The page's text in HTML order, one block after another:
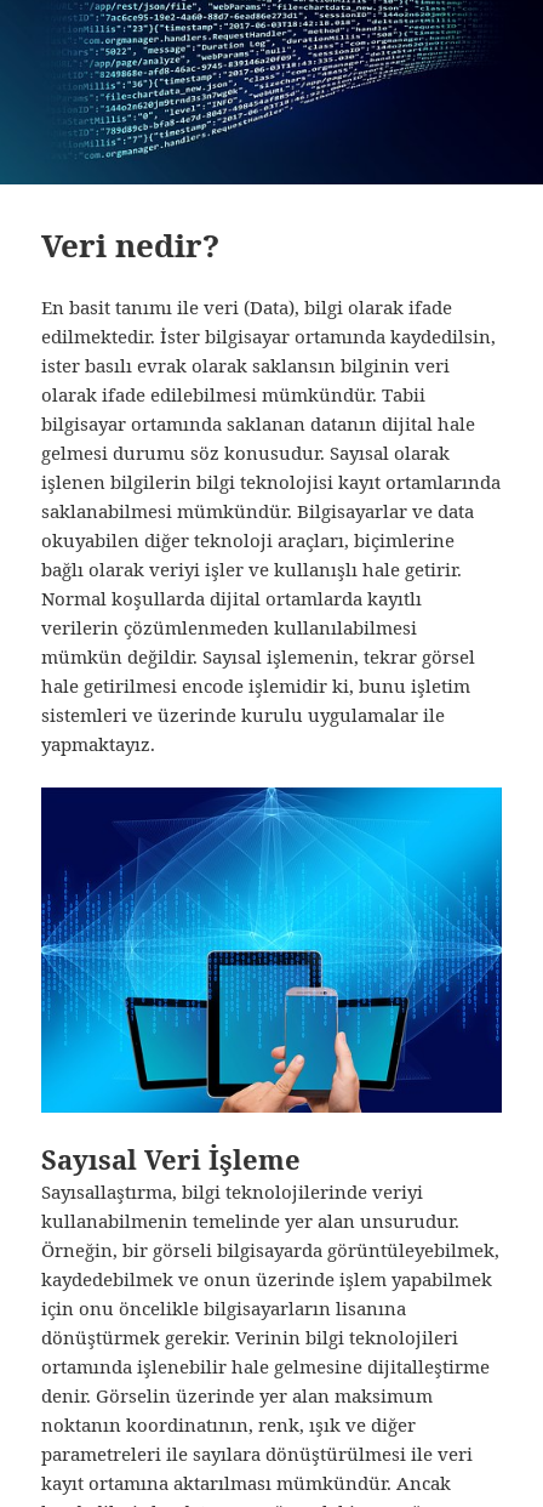
Veri nedir?
En basit tanımı ile veri (Data), bilgi olarak ifade
edilmektedir. İster bilgisayar ortamında kaydedilsin,
ister basılı evrak olarak saklansın bilginin veri
olarak ifade edilebilmesi mümkündür. Tabii
bilgisayar ortamında saklanan datanın dijital hale
gelmesi durumu söz konusudur. Sayısal olarak
işlenen bilgilerin bilgi teknolojisi kayıt ortamlarında
saklanabilmesi mümkündür. Bilgisayarlar ve data
okuyabilen diğer teknoloji araçları, biçimlerine
bağlı olarak veriyi işler ve kullanışlı hale getirir.
Normal koşullarda dijital ortamlarda kayıtlı
verilerin çözümlenmeden kullanılabilmesi
mümkün değildir. Sayısal işlemenin, tekrar görsel
hale getirilmesi encode işlemidir ki, bunu işletim
sistemleri ve üzerinde kurulu uygulamalar ile
yapmaktayız.
Sayısal Veri İşleme
Sayısallaştırma, bilgi teknolojilerinde veriyi
kullanabilmenin temelinde yer alan unsurudur.
Örneğin, bir görseli bilgisayarda görüntüleyebilmek,
kaydedebilmek ve onun üzerinde işlem yapabilmek
için onu öncelikle bilgisayarların lisanına
dönüştürmek gerekir. Verinin bilgi teknolojileri
ortamında işlenebilir hale gelmesine dijitalleştirme
denir. Görselin üzerinde yer alan maksimum
noktanın koordinatının, renk, ışık ve diğer
parametreleri ile sayılara dönüştürülmesi ile veri
kayıt ortamına aktarılması mümkündür. Ancak